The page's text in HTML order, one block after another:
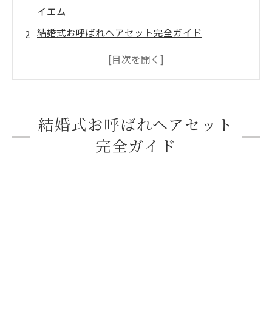
イエム
結婚式お呼ばれヘアセット完全ガイド
札幌で叶える上品スタイル
年代別・シーン別おすすめヘアスタイル
20代・30代の方におすすめスタイル
40代・50代の方におすすめスタイル
結婚式お呼ばれヘアセット
完全ガイド